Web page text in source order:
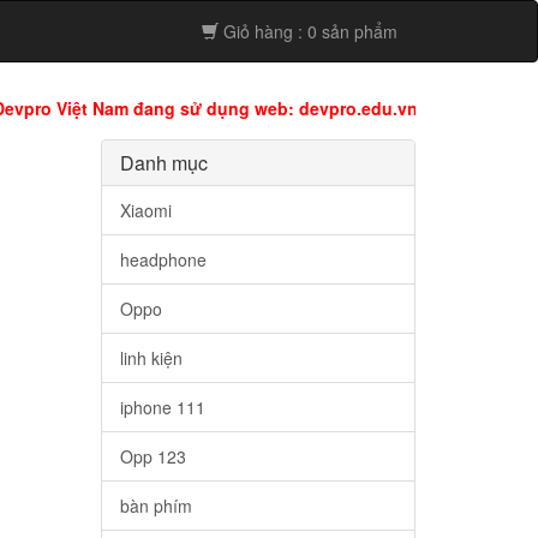
Giỏ hàng : 0 sản phẩm
Nam đang sử dụng web: devpro.edu.vn còn web này đang
Danh mục
Xiaomi
headphone
Oppo
linh kiện
iphone 111
Opp 123
bàn phím